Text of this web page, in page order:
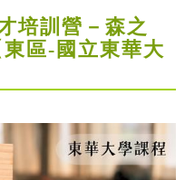
培訓營－森之
區-國立東華大